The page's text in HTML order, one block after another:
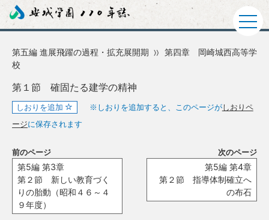
第五編 進展飛躍の過程・拡充展開期
第四章 岡崎城西高等学
校
第１節 確固たる建学の精神
しおりを追加 ※しおりを追加すると、このページがしおりペ
ージに保存されます
前のページ
第5編 第3章
第２節 新しい教育づく
りの胎動（昭和４６～４
９年度）
次のページ
第5編 第4章
第２節 指導体制確立へ
の布石